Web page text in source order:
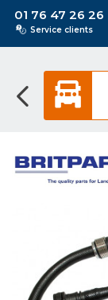
01 76 47 26 26
Service clients